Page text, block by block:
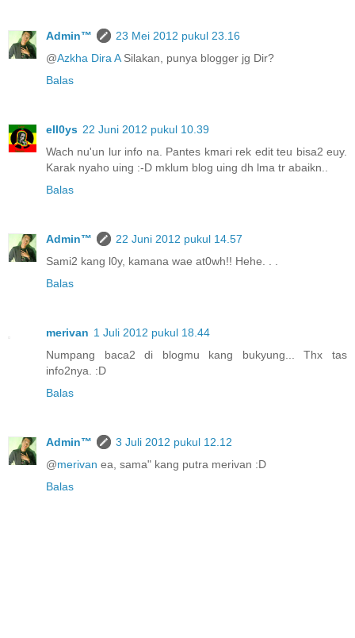
Admin™
23 Mei 2012 pukul 23.16
@Azkha Dira ASilakan, punya blogger jg Dir?
Balas
ell0ys 22 Juni 2012 pukul 10.39
Wach nu'un lur info na. Pantes kmari rek edit teu bisa2 euy.
Karak nyaho uing :-D mklum blog uing dh lma tr abaikn..
Balas
Admin™
22 Juni 2012 pukul 14.57
Sami2 kang l0y, kamana wae at0wh!! Hehe. . .
Balas
merivan 1 Juli 2012 pukul 18.44
Numpang baca2 di blogmu kang bukyung... Thx tas
info2nya. :D
Balas
Admin™
3 Juli 2012 pukul 12.12
@merivan ea, sama" kang putra merivan :D
Balas